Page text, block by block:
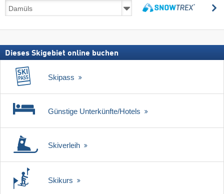
Skireisen
inkl.
Dieses Skigebiet online buchen
Skipass
Günstige Unterkünfte/Hotels
Skiverleih
Skikurs